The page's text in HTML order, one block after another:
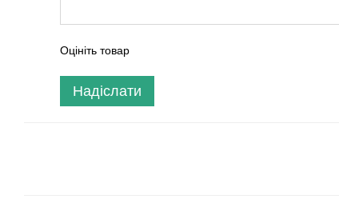
Оцініть товар
Надіслати